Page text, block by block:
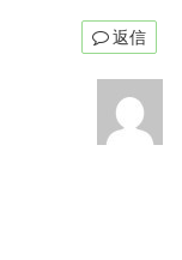
返信